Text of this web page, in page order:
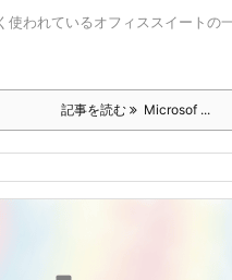
使われているオフィススイートの
記事を読む Microsof ...